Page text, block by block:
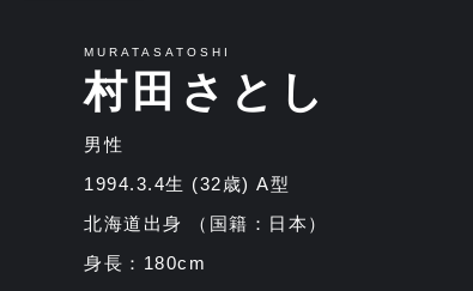
MURATASATOSHI
村田さとし
男性
1994.3.4生 (32歳) A型
北海道出身 （国籍：日本）
身長：180cm